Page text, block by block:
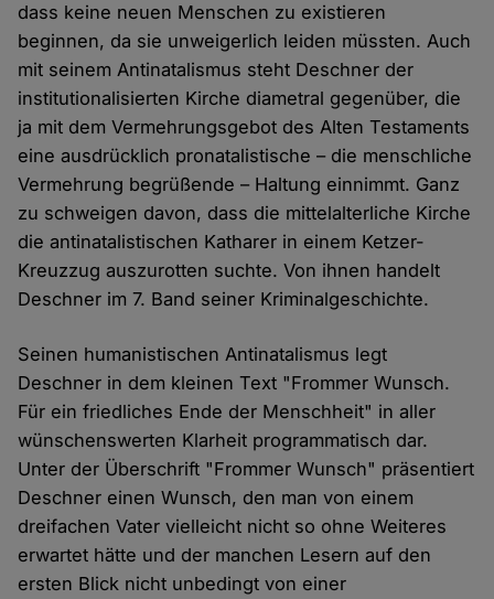
dass keine neuen Menschen zu existieren
beginnen, da sie unweigerlich leiden müssten. Auch
mit seinem Antinatalismus steht Deschner der
institutionalisierten Kirche diametral gegenüber, die
ja mit dem Vermehrungsgebot des Alten Testaments
eine ausdrücklich pronatalistische – die menschliche
Vermehrung begrüßende – Haltung einnimmt. Ganz
zu schweigen davon, dass die mittelalterliche Kirche
die antinatalistischen Katharer in einem Ketzer-
Kreuzzug auszurotten suchte. Von ihnen handelt
Deschner im 7. Band seiner Kriminalgeschichte.
Seinen humanistischen Antinatalismus legt
Deschner in dem kleinen Text "Frommer Wunsch.
Für ein friedliches Ende der Menschheit" in aller
wünschenswerten Klarheit programmatisch dar.
Unter der Überschrift "Frommer Wunsch" präsentiert
Deschner einen Wunsch, den man von einem
dreifachen Vater vielleicht nicht so ohne Weiteres
erwartet hätte und der manchen Lesern auf den
ersten Blick nicht unbedingt von einer